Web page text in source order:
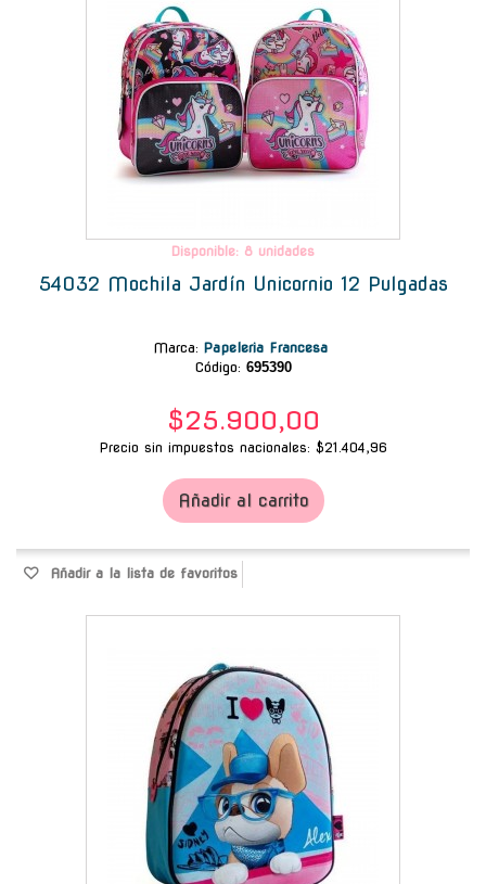
Disponible: 8 unidades
54032 Mochila Jardín Unicornio 12 Pulgadas
Marca: Papeleria Francesa
Código: 695390
$25.900,00
Precio sin impuestos nacionales: $21.404,96
Añadir al carrito
Añadir a la lista de favoritos